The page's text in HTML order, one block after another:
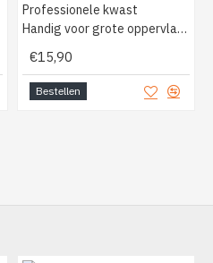
Professionele kwast
Handig voor grote oppervlakken
€15,90
Bestellen